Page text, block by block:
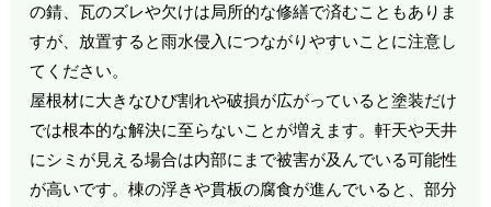
の錆、瓦のズレや欠けは局所的な修繕で済むこともありま
すが、放置すると雨水侵入につながりやすいことに注意し
てください。
屋根材に大きなひび割れや破損が広がっていると塗装だけ
では根本的な解決に至らないことが増えます。軒天や天井
にシミが見える場合は内部にまで被害が及んでいる可能性
が高いです。棟の浮きや貫板の腐食が進んでいると、部分